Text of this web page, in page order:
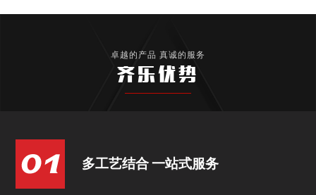
卓越的产品 真诚的服务
齐乐优势
多工艺结合 一站式服务